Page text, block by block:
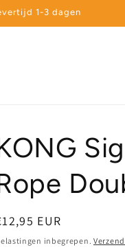
1-3 dagen
EUR
inbegrepen.